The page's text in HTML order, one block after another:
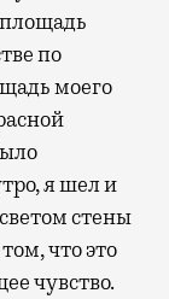
по
моего
я шел и
стены
что это
чувство.